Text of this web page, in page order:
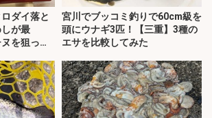
ダイ落と
が最
を狙って
宮川でブッコミ釣りで60cm級を
頭にウナギ3匹！【三重】3種の
エサを比較してみた